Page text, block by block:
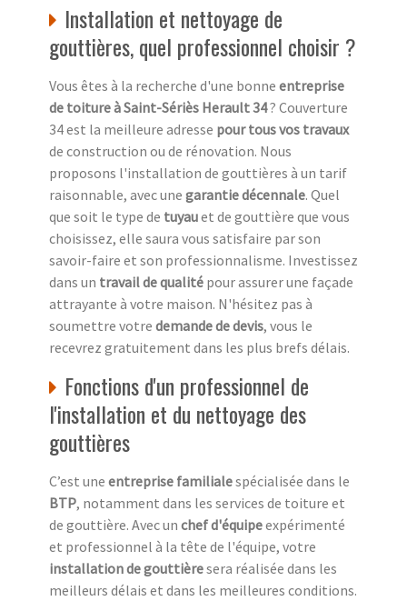
Installation et nettoyage de
gouttières, quel professionnel choisir ?
Vous êtes à la recherche d'une bonne entreprise
de toiture à Saint-Sériès Herault 34? Couverture
34 est la meilleure adresse pour tous vos travaux
de construction ou de rénovation. Nous
proposons l'installation de gouttières à un tarif
raisonnable, avec une garantie décennale. Quel
que soit le type de tuyauet de gouttière que vous
choisissez, elle saura vous satisfaire par son
savoir-faire et son professionnalisme. Investissez
dans un travail de qualité pour assurer une façade
attrayante à votre maison. N'hésitez pas à
soumettre votre demande de devis, vous le
recevrez gratuitement dans les plus brefs délais.
Fonctions d'un professionnel de
l'installation et du nettoyage des
gouttières
C’est une entreprise familialespécialisée dans le
BTP, notamment dans les services de toiture et
de gouttière. Avec un chef d'équipeexpérimenté
et professionnel à la tête de l'équipe, votre
installation de gouttièresera réalisée dans les
meilleurs délais et dans les meilleures conditions.